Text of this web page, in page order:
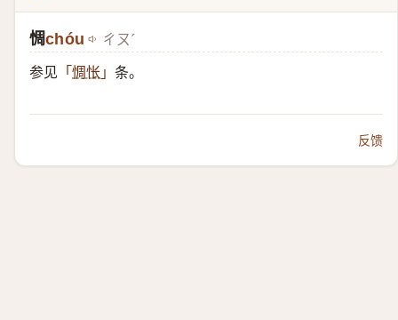
惆chóu ㄔㄡˊ
参见 「 惆怅 」 条。
反馈